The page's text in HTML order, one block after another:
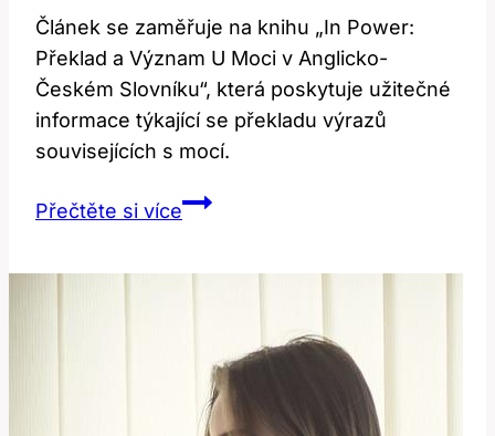
Článek se zaměřuje na knihu „In Power:
Překlad a Význam U Moci v Anglicko-
Českém Slovníku“, která poskytuje užitečné
informace týkající se překladu výrazů
souvisejících s mocí.
Přečtěte si víceIn
Moci